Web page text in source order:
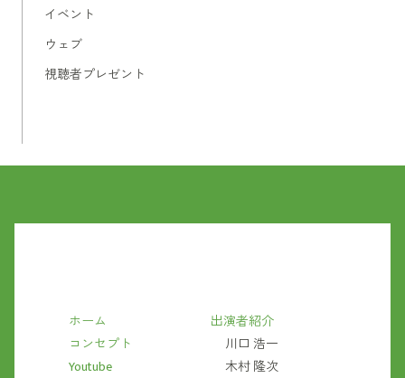
イベント
ウェブ
視聴者プレゼント
ホーム
コンセプト
Youtube
出演者紹介
川口 浩一
木村 隆次